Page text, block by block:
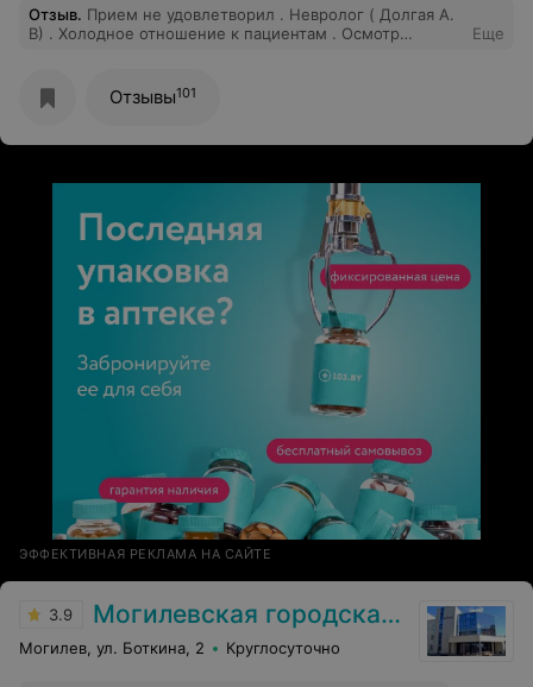
Отзыв. Прием не удовлетворил . Невролог ( Долгая А.
В) . Холодное отношение к пациентам . Осмотр
Еще
Отзывы101
ЭФФЕКТИВНАЯ РЕКЛАМА НА САЙТЕ
3.9 Могилевская городская больница скорой медицинской помощи
Могилев, ул. Боткина, 2 Круглосуточно